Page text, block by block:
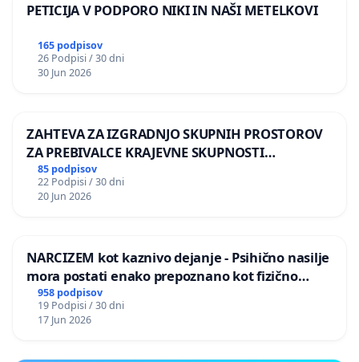
PETICIJA V PODPORO NIKI IN NAŠI METELKOVI
165 podpisov
26 Podpisi / 30 dni
30 Jun 2026
ZAHTEVA ZA IZGRADNJO SKUPNIH PROSTOROV
ZA PREBIVALCE KRAJEVNE SKUPNOSTI
PRESTRANEK
85 podpisov
22 Podpisi / 30 dni
20 Jun 2026
NARCIZEM kot kaznivo dejanje - Psihično nasilje
mora postati enako prepoznano kot fizično
nasilje
958 podpisov
19 Podpisi / 30 dni
17 Jun 2026